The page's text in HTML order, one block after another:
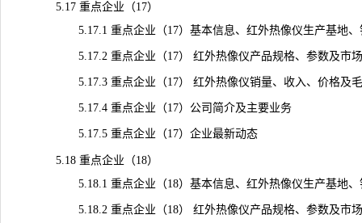
5.17 重点企业（17）
5.17.1 重点企业（17）基本信息、红外热像仪生产基地、
5.17.2 重点企业（17） 红外热像仪产品规格、参数及市
5.17.3 重点企业（17） 红外热像仪销量、收入、价格及毛
5.17.4 重点企业（17）公司简介及主要业务
5.17.5 重点企业（17）企业最新动态
5.18 重点企业（18）
5.18.1 重点企业（18）基本信息、红外热像仪生产基地、
5.18.2 重点企业（18） 红外热像仪产品规格、参数及市